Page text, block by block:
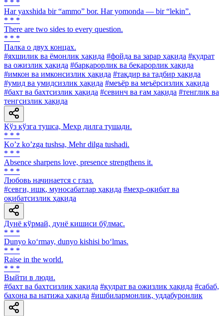
* * *
Har yaxshida bir “ammo” bor. Har yomonda — bir “lekin”.
* * *
There are two sides to every question.
* * *
Палка о двух концах.
#яхшилик ва ёмонлик ҳақида #фойда ва зарар ҳақида #қудрат
ва ожизлик ҳақида #барқарорлик ва беқарорлик ҳақида
#имкон ва имконсизлик ҳақида #тақдир ва тадбир ҳақида
#умид ва умидсизлик ҳақида #меъёр ва меъёрсизлик ҳақида
#бахт ва бахтсизлик ҳақида #севинч ва ғам ҳақида #тенглик ва
тенгсизлик ҳақида
Кўз кўзга тушса, Меҳр дилга тушади.
* * *
Koʼz koʼzga tushsa, Mehr dilga tushadi.
* * *
Absence sharpens love, presence strengthens it.
* * *
Любовь начинается с глаз.
#севги, ишқ, муносабатлар ҳақида #меҳр-оқибат ва
оқибатсизлик ҳақида
Дунё кўрмай, дунё кишиси бўлмас.
* * *
Dunyo ko‘rmay, dunyo kishisi bo‘lmas.
* * *
Raise in the world.
* * *
Выйти в люди.
#бахт ва бахтсизлик ҳақида #қудрат ва ожизлик ҳақида #сабаб,
баҳона ва натижа ҳақида #ишбилармонлик, уддабуронлик